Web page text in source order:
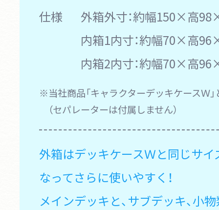
仕様
外箱外寸：約幅150×高
内箱1内寸：約幅70×高
内箱2内寸：約幅70×高
※当社商品「キャラクターデッキケースＷ
（セパレーターは付属しません）
外箱はデッキケースＷと同じサ
なってさらに使いやすく！
メインデッキと、サブデッキ、小